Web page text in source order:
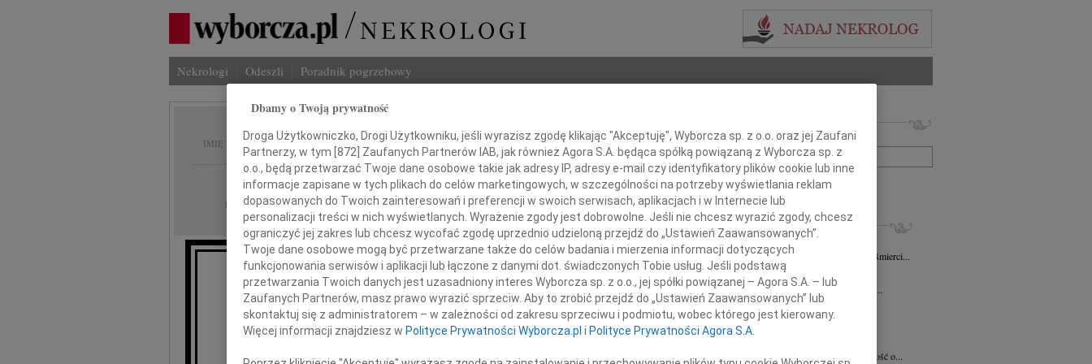
Nekrologi Odeszli Poradnik pogrzebowy
IMIĘ I NAZWISKO: Bogdan Ryś
REGION: Kraków
DATA EMISJI: 12.02.2010
Nie umiera ten, kto trwa w pamięci żywych
Z wielkim smutkiem przyjęliśmy wiadomość,
że w dniu 11 lutego 2010 roku zmarł nasz Kolega i Przyjaciel
Imię i nazwisko lub numer ogłoszenia:
+ szukanie zaawansowane
INNE NEKROLOGI
Zbigniew Święch 07.08.2026
Z dużym smutkiem przyjąłem wiadomość o śmierci...
24.07.2026Kraków
Panu Jackowi Gryzło Wiceprezesowi Areny...
Karolina Witek
20.07.2026
Z głębokim smutkiem i żalem przyjęliśmy...
Joanna Słowińska
Z olbrzymim smutkiem przyjęliśmy wiadomość o...
Dbamy o Twoją prywatność
Droga Użytkowniczko, Drogi Użytkowniku, jeśli wyrazisz zgodę klikając "Akceptuję", Wyborcza sp. z o.o. oraz jej Zaufani
Partnerzy, w tym [872] Zaufanych Partnerów IAB, jak również Agora S.A. będąca spółką powiązaną z Wyborcza sp. z
o.o., będą przetwarzać Twoje dane osobowe takie jak adresy IP, adresy e-mail czy identyfikatory plików cookie lub inne
informacje zapisane w tych plikach do celów marketingowych, w szczególności na potrzeby wyświetlania reklam
dopasowanych do Twoich zainteresowań i preferencji w swoich serwisach, aplikacjach i w Internecie lub
personalizacji treści w nich wyświetlanych. Wyrażenie zgody jest dobrowolne. Jeśli nie chcesz wyrazić zgody, chcesz
ograniczyć jej zakres lub chcesz wycofać zgodę uprzednio udzieloną przejdź do „Ustawień Zaawansowanych”.
Twoje dane osobowe mogą być przetwarzane także do celów badania i mierzenia informacji dotyczących
funkcjonowania serwisów i aplikacji lub łączone z danymi dot. świadczonych Tobie usług. Jeśli podstawą
przetwarzania Twoich danych jest uzasadniony interes Wyborcza sp. z o.o., jej spółki powiązanej – Agora S.A. – lub
Zaufanych Partnerów, masz prawo wyrazić sprzeciw. Aby to zrobić przejdź do „Ustawień Zaawansowanych” lub
skontaktuj się z administratorem – w zależności od zakresu sprzeciwu i podmiotu, wobec którego jest kierowany.
Więcej informacji znajdziesz w Polityce Prywatności Wyborcza.pl i Polityce Prywatności Agora S.A.